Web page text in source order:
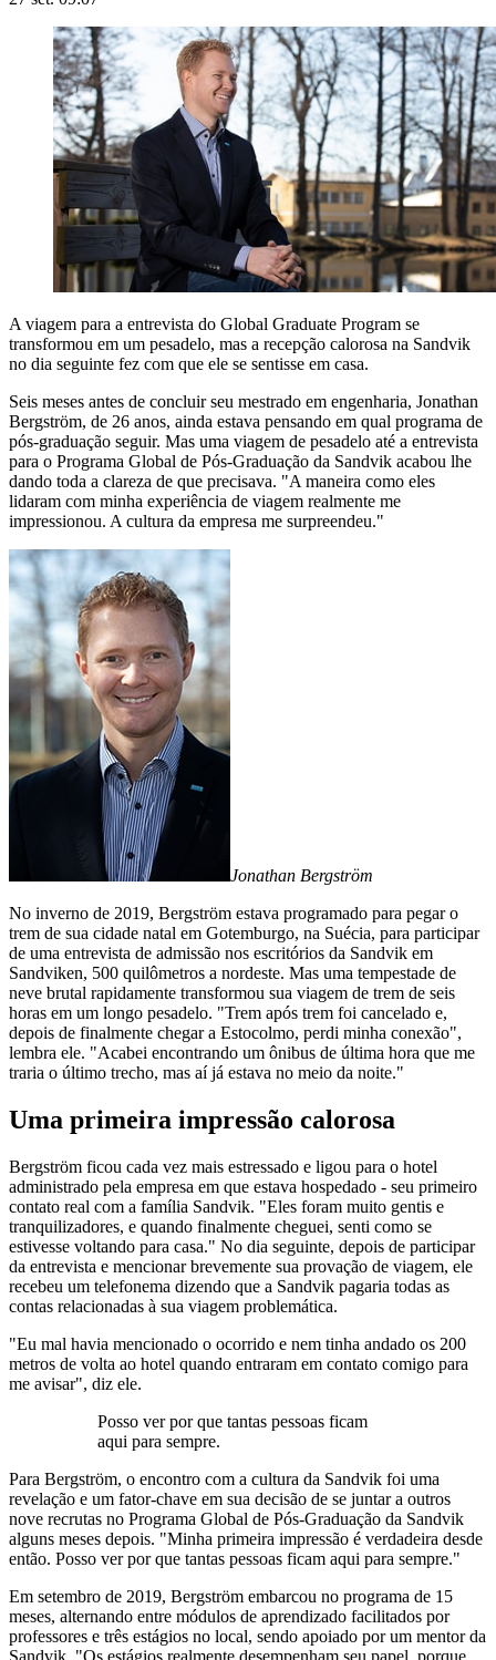
A viagem para a entrevista do Global Graduate Program se
transformou em um pesadelo, mas a recepção calorosa na Sandvik
no dia seguinte fez com que ele se sentisse em casa.
Seis meses antes de concluir seu mestrado em engenharia, Jonathan
Bergström, de 26 anos, ainda estava pensando em qual programa de
pós-graduação seguir. Mas uma viagem de pesadelo até a entrevista
para o Programa Global de Pós-Graduação da Sandvik acabou lhe
dando toda a clareza de que precisava. "A maneira como eles
lidaram com minha experiência de viagem realmente me
impressionou. A cultura da empresa me surpreendeu."
Jonathan Bergström
No inverno de 2019, Bergström estava programado para pegar o
trem de sua cidade natal em Gotemburgo, na Suécia, para participar
de uma entrevista de admissão nos escritórios da Sandvik em
Sandviken, 500 quilômetros a nordeste. Mas uma tempestade de
neve brutal rapidamente transformou sua viagem de trem de seis
horas em um longo pesadelo. "Trem após trem foi cancelado e,
depois de finalmente chegar a Estocolmo, perdi minha conexão",
lembra ele. "Acabei encontrando um ônibus de última hora que me
traria o último trecho, mas aí já estava no meio da noite."
Uma primeira impressão calorosa
Bergström ficou cada vez mais estressado e ligou para o hotel
administrado pela empresa em que estava hospedado - seu primeiro
contato real com a família Sandvik. "Eles foram muito gentis e
tranquilizadores, e quando finalmente cheguei, senti como se
estivesse voltando para casa." No dia seguinte, depois de participar
da entrevista e mencionar brevemente sua provação de viagem, ele
recebeu um telefonema dizendo que a Sandvik pagaria todas as
contas relacionadas à sua viagem problemática.
"Eu mal havia mencionado o ocorrido e nem tinha andado os 200
metros de volta ao hotel quando entraram em contato comigo para
me avisar", diz ele.
Posso ver por que tantas pessoas ficam
aqui para sempre.
Para Bergström, o encontro com a cultura da Sandvik foi uma
revelação e um fator-chave em sua decisão de se juntar a outros
nove recrutas no Programa Global de Pós-Graduação da Sandvik
alguns meses depois. "Minha primeira impressão é verdadeira desde
então. Posso ver por que tantas pessoas ficam aqui para sempre."
Em setembro de 2019, Bergström embarcou no programa de 15
meses, alternando entre módulos de aprendizado facilitados por
professores e três estágios no local, sendo apoiado por um mentor da
Sandvik. "Os estágios realmente desempenham seu papel, porque